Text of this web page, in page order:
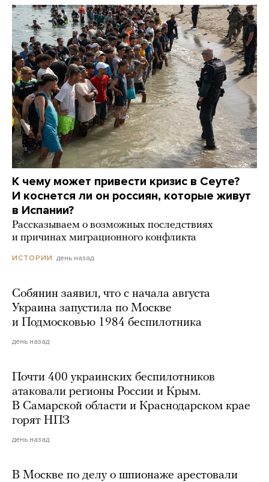
К чему может привести кризис в Сеуте?
И коснется ли он россиян, которые живут
в Испании?
Рассказываем о возможных последствиях
и причинах миграционного конфликта
ИСТОРИИ день назад
Собянин заявил, что с начала августа
Украина запустила по Москве
и Подмосковью 1984 беспилотника
день назад
Почти 400 украинских беспилотников
атаковали регионы России и Крым.
В Самарской области и Краснодарском крае
горят НПЗ
день назад
В Москве по делу о шпионаже арестовали